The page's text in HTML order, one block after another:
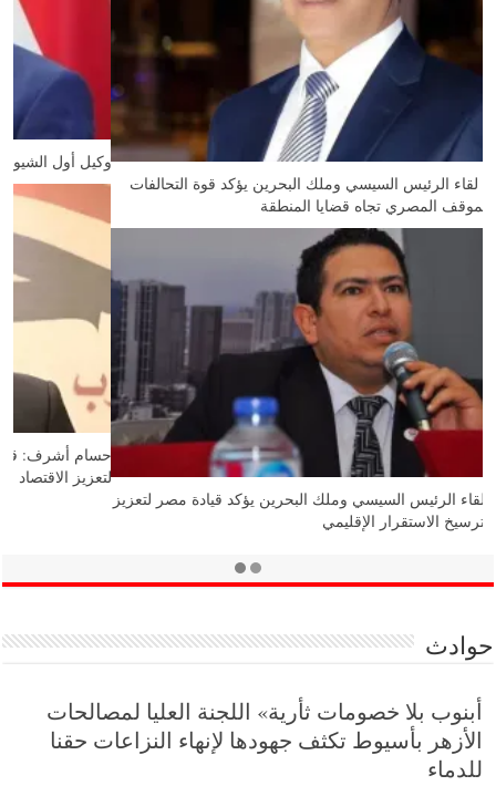
رشاد عبدالغني: لقاء الرئيس السيسي وملك البحرين يؤكد قوة التحالفات
العربية وثبات الموقف المصري تجاه قضايا المنطقة
محمد رشيدي: لقاء الرئيس السيسي وملك البحرين يؤكد قيادة مصر لتعزيز
الأمن العربي وترسيخ الاستقرار الإقليمي
حوادث
أبنوب بلا خصومات ثأرية» اللجنة العليا لمصالحات
الأزهر بأسيوط تكثف جهودها لإنهاء النزاعات حقنا
للدماء